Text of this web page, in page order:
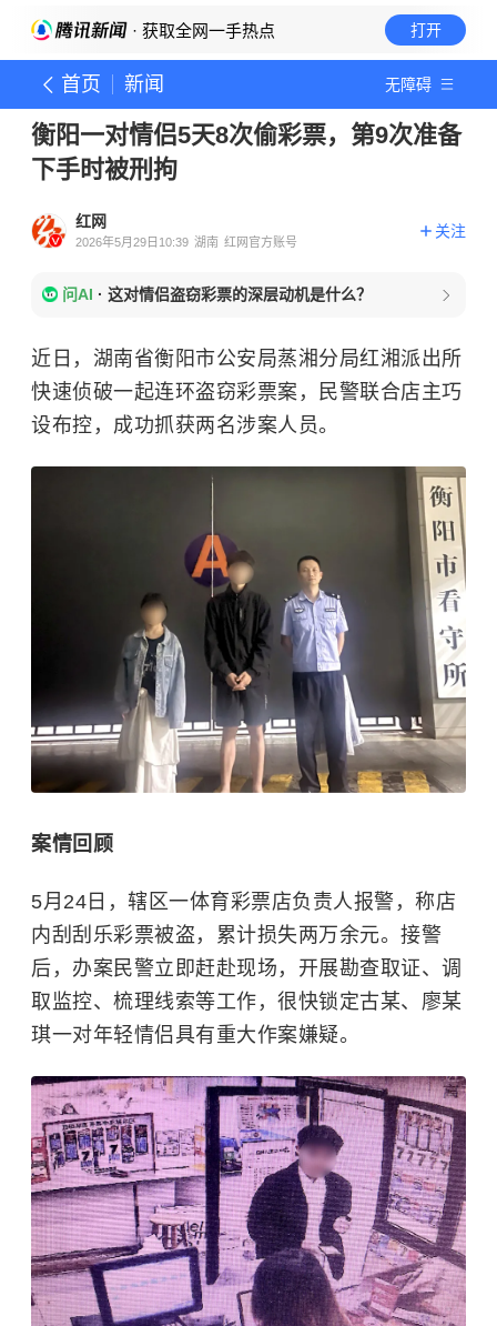
· 获取全网一手热点 打开
首页 新闻 无障碍
衡阳一对情侣5天8次偷彩票，第9次准备
下手时被刑拘
红网
2026年5月29日10:39 湖南 红网官方账号
关注
问AI · 这对情侣盗窃彩票的深层动机是什么？
近日，湖南省衡阳市公安局蒸湘分局红湘派出所
快速侦破一起连环盗窃彩票案，民警联合店主巧
设布控，成功抓获两名涉案人员。
案情回顾
5月24日，辖区一体育彩票店负责人报警，称店
内刮刮乐彩票被盗，累计损失两万余元。接警
后，办案民警立即赶赴现场，开展勘查取证、调
取监控、梳理线索等工作，很快锁定古某、廖某
琪一对年轻情侣具有重大作案嫌疑。